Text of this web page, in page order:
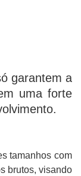
garantem a
uma forte
tamanhos com
brutos, visando